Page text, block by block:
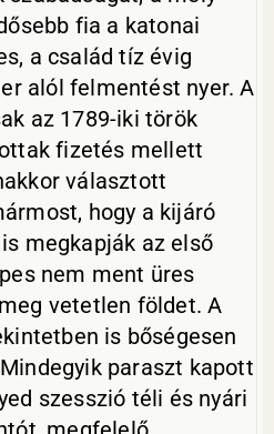
fia a katonai
a család tíz évig
alól felmentést nyer. A
az 1789-iki török
fizetés mellett
választott
hogy a kijáró
megkapják az első
nem ment üres
vetetlen földet. A
is bőségesen
paraszt kapott
szesszió téli és nyári